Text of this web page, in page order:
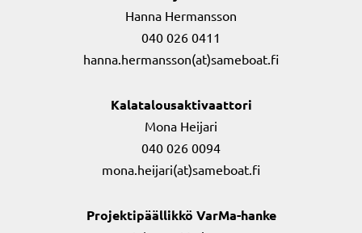
Hanna Hermansson
040 026 0411
hanna.hermansson(at)sameboat.fi
Kalatalousaktivaattori
Mona Heijari
040 026 0094
mona.heijari(at)sameboat.fi
Projektipäällikkö VarMa-hanke